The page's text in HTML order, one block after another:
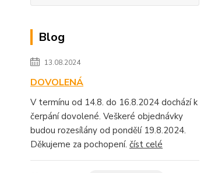
Blog
13.08.2024
DOVOLENÁ
V termínu od 14.8. do 16.8.2024 dochází k
čerpání dovolené. Veškeré objednávky
budou rozesílány od pondělí 19.8.2024.
Děkujeme za pochopení. číst celé